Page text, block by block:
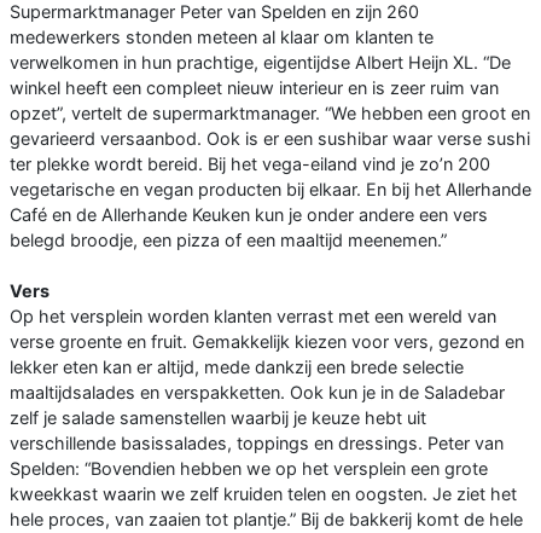
Supermarktmanager Peter van Spelden en zijn 260
medewerkers stonden meteen al klaar om klanten te
verwelkomen in hun prachtige, eigentijdse Albert Heijn XL. “De
winkel heeft een compleet nieuw interieur en is zeer ruim van
opzet”, vertelt de supermarktmanager. “We hebben een groot en
gevarieerd versaanbod. Ook is er een sushibar waar verse sushi
ter plekke wordt bereid. Bij het vega-eiland vind je zo’n 200
vegetarische en vegan producten bij elkaar. En bij het Allerhande
Café en de Allerhande Keuken kun je onder andere een vers
belegd broodje, een pizza of een maaltijd meenemen.”
Vers
Op het versplein worden klanten verrast met een wereld van
verse groente en fruit. Gemakkelijk kiezen voor vers, gezond en
lekker eten kan er altijd, mede dankzij een brede selectie
maaltijdsalades en verspakketten. Ook kun je in de Saladebar
zelf je salade samenstellen waarbij je keuze hebt uit
verschillende basissalades, toppings en dressings. Peter van
Spelden: “Bovendien hebben we op het versplein een grote
kweekkast waarin we zelf kruiden telen en oogsten. Je ziet het
hele proces, van zaaien tot plantje.” Bij de bakkerij komt de hele